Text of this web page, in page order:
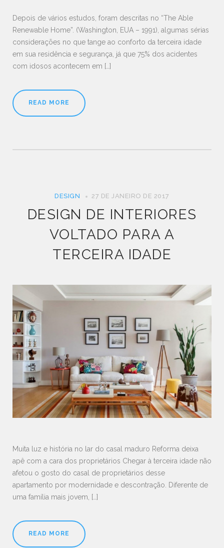
Depois de vários estudos, foram descritas no “The Able
Renewable Home”. (Washington, EUA – 1991), algumas sérias
considerações no que tange ao conforto da terceira idade
em sua residência e segurança, já que 75% dos acidentes
com idosos acontecem em […]
READ MORE
DESIGN 27 DE JANEIRO DE 2017
DESIGN DE INTERIORES
VOLTADO PARA A
TERCEIRA IDADE
Muita luz e história no lar do casal maduro Reforma deixa
apê com a cara dos proprietários Chegar à terceira idade não
afetou o gosto do casal de proprietários desse
apartamento por modernidade e descontração. Diferente de
uma família mais jovem, […]
READ MORE